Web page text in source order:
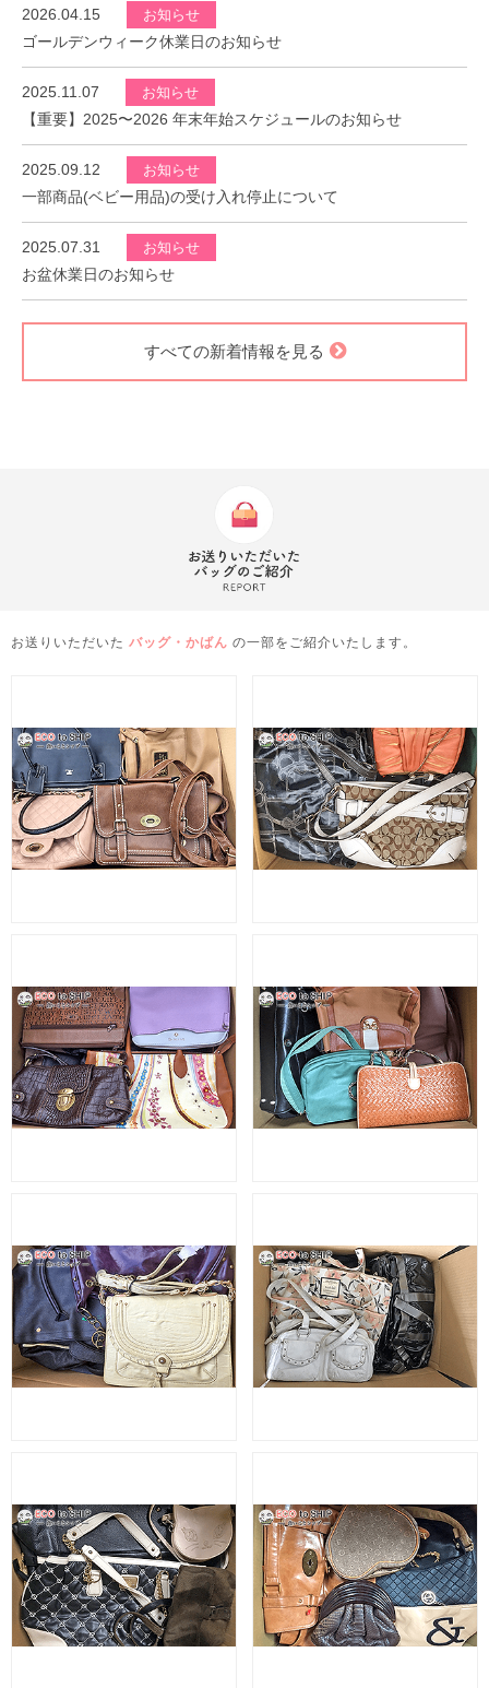
2026.04.15 お知らせ
ゴールデンウィーク休業日のお知らせ
2025.11.07 お知らせ
【重要】2025〜2026 年末年始スケジュールのお知らせ
2025.09.12 お知らせ
一部商品(ベビー用品)の受け入れ停止について
2025.07.31 お知らせ
お盆休業日のお知らせ
すべての新着情報を見る
お送りいただいた バッグ・かばん の一部をご紹介いたします。